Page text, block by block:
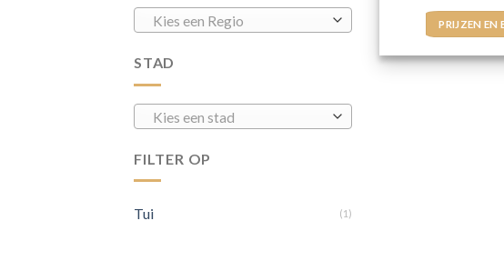
Kies een Regio
STAD
Kies een stad
FILTER OP
Tui (1)
PRIJZEN EN